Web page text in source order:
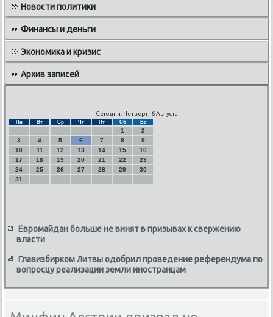
Новости политики
Финансы и деньги
Экономика и кризис
Архив записей
Сегодня: Четверг, 6 Августа
Пн Вт Ср Чт Пт Сб Вс
1
2
3
4 5 6 7 8
9
10
11 12 13 14 15
16
17
18 19 20 21 22
23
24
25 26 27 28 29
30
31
Евромайдан больше не винят в призывах к свержению
власти
Главизбирком Литвы одобрил проведение референдума по
вопросцу реализации земли иностранцам